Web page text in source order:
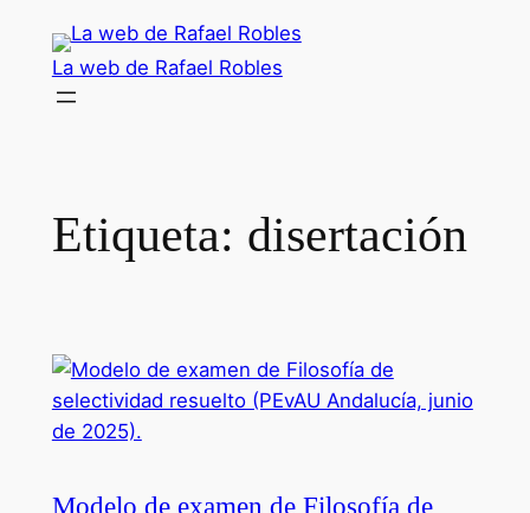
contenido
La web de Rafael Robles
Etiqueta: disertación
Modelo de examen de Filosofía de